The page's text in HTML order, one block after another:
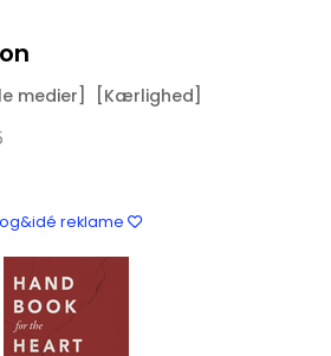
medier] [Kærlighed]
reklame